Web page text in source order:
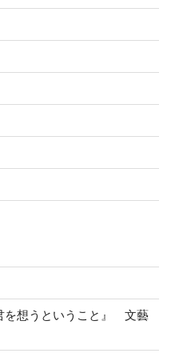
想うということ』 文藝